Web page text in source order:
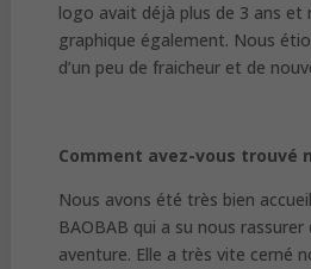
logo avait déjà plus de 3 ans et
graphique également. Nous
d’un peu de fraicheur et de
Comment avez-vous trouvé
Nous avons été très bien
BAOBAB qui a su nous
aventure. Elle a très vite cerné